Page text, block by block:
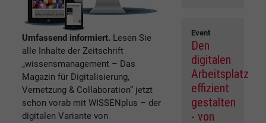
Umfassend informiert. Lesen Sie
alle Inhalte der Zeitschrift
„wissensmanagement – Das
Magazin für Digitalisierung,
Vernetzung & Collaboration“ jetzt
schon vorab mit WISSENplus – der
digitalen Variante von
Event
Den
digitalen
Arbeitsplatz
effizient
gestalten
- von